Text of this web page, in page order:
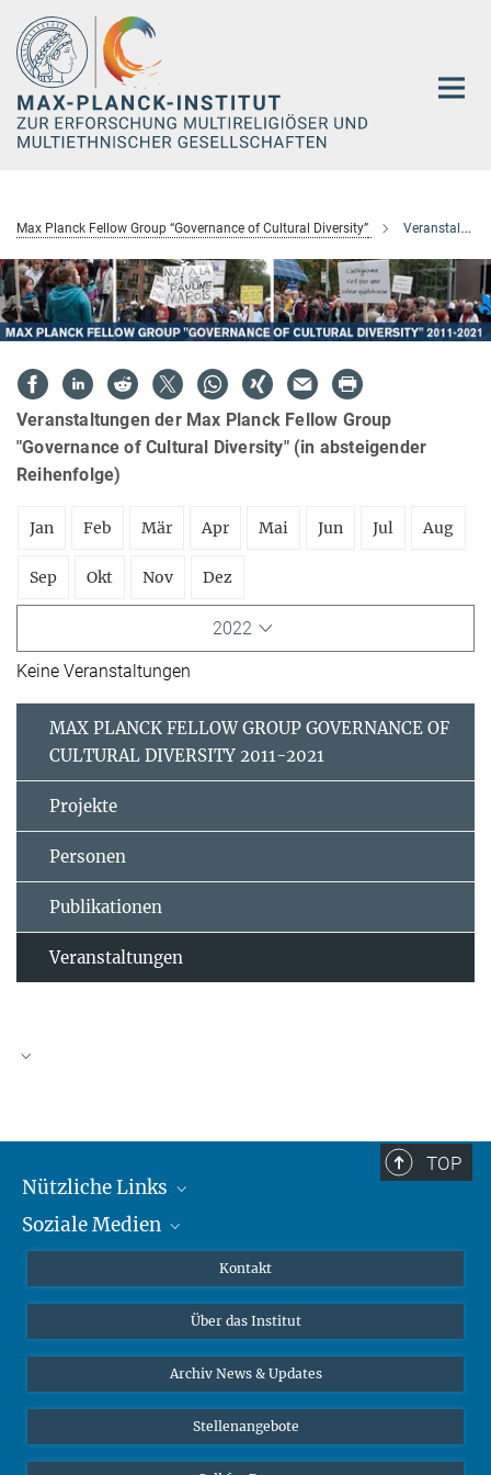
Hauptinhalt
Max Planck Fellow Group “Governance of Cultural Diversity” Veranstaltungen
Veranstaltungen der Max Planck Fellow Group
"Governance of Cultural Diversity" (in absteigender
Reihenfolge)
Jan Feb Mär Apr Mai Jun Jul Aug
Sep Okt Nov Dez
2022
Keine Veranstaltungen
MAX PLANCK FELLOW GROUP GOVERNANCE OF
CULTURAL DIVERSITY 2011-2021
Projekte
Personen
Publikationen
Veranstaltungen
TOP
Nützliche Links
MMG Alumni Corner
Online-Vorträge
Interviews zum Thema "Diversity"
Soziale Medien
Bluesky
Kontakt
Über das Institut
Archiv News & Updates
Stellenangebote